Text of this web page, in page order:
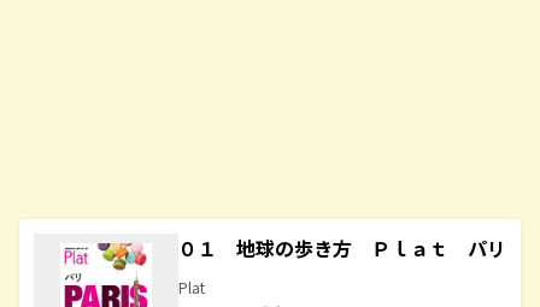
０１ 地球の歩き方 Ｐｌａｔ パリ
Plat